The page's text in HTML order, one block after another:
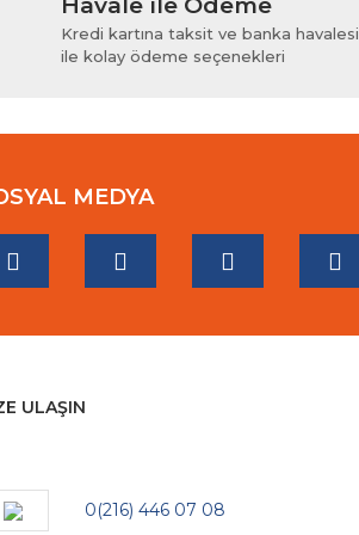
Kredi kartına taksit ve banka havalesi
ile kolay ödeme seçenekleri
MEDYA
ULAŞIN
0(216) 446 07 08